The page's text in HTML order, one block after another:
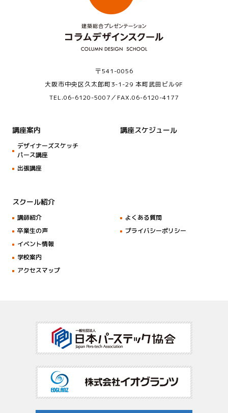
〒541-0056
大阪市中央区久太郎町3-1-29 本町武田ビル9F
TEL.06-6120-5007／FAX.06-6120-4177
講座案内
デザイナーズスケッチ
パース講座
出張講座
講座スケジュール
スクール紹介
講師紹介
卒業生の声
イベント情報
学校案内
アクセスマップ
よくある質問
プライバシーポリシー